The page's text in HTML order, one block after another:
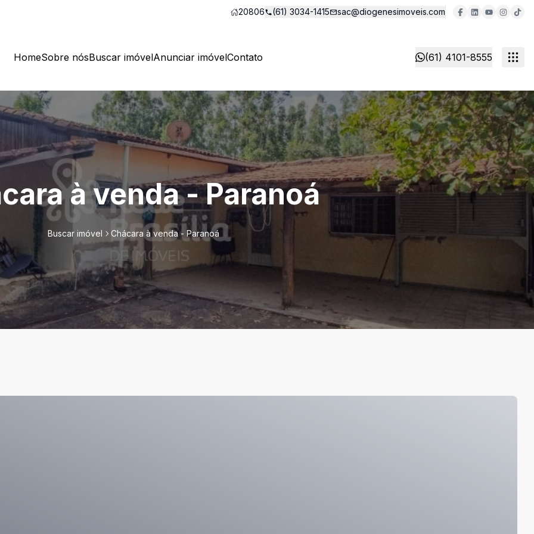
20806 (61) 3034-1415 sac@diogenesimoveis.com
HomeSobre nósBuscar imóvelAnunciar imóvelContato (61) 4101-8555
à venda - Paranoá
Buscar imóvel Chácara à venda - Paranoá